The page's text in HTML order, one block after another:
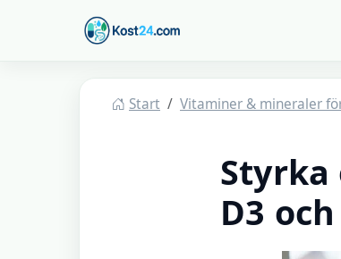
Hoppa till huvudinnehåll
Kost24
Start Vitaminer & mineraler
D3